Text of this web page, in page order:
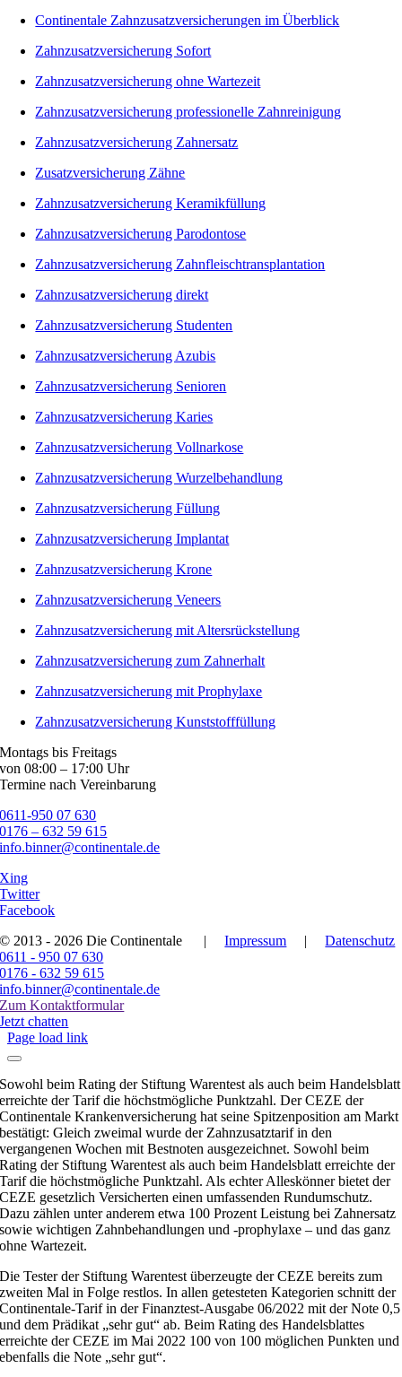
Continentale Zahnzusatzversicherungen im Überblick
Zahnzusatzversicherung Sofort
Zahnzusatzversicherung ohne Wartezeit
Zahnzusatzversicherung professionelle Zahnreinigung
Zahnzusatzversicherung Zahnersatz
Zusatzversicherung Zähne
Zahnzusatzversicherung Keramikfüllung
Zahnzusatzversicherung Parodontose
Zahnzusatzversicherung Zahnfleischtransplantation
Zahnzusatzversicherung direkt
Zahnzusatzversicherung Studenten
Zahnzusatzversicherung Azubis
Zahnzusatzversicherung Senioren
Zahnzusatzversicherung Karies
Zahnzusatzversicherung Vollnarkose
Zahnzusatzversicherung Wurzelbehandlung
Zahnzusatzversicherung Füllung
Zahnzusatzversicherung Implantat
Zahnzusatzversicherung Krone
Zahnzusatzversicherung Veneers
Zahnzusatzversicherung mit Altersrückstellung
Zahnzusatzversicherung zum Zahnerhalt
Zahnzusatzversicherung mit Prophylaxe
Zahnzusatzversicherung Kunststofffüllung
Montags bis Freitags
von 08:00 – 17:00 Uhr
Termine nach Vereinbarung
0611-950 07 630
0176 – 632 59 615
info.binner@continentale.de
Xing
Twitter
Facebook
© 2013 - 2026 Die Continentale
| Impressum |
Datenschutz
0611 - 950 07 630
0176 - 632 59 615
info.binner@continentale.de
Zum Kontaktformular
Jetzt chatten
Page load link
Sowohl beim Rating der Stiftung Warentest als auch beim Handelsblatt
erreichte der Tarif die höchstmögliche Punktzahl. Der CEZE der
Continentale Krankenversicherung hat seine Spitzenposition am Markt
bestätigt: Gleich zweimal wurde der Zahnzusatztarif in den
vergangenen Wochen mit Bestnoten ausgezeichnet. Sowohl beim
Rating der Stiftung Warentest als auch beim Handelsblatt erreichte der
Tarif die höchstmögliche Punktzahl. Als echter Alleskönner bietet der
CEZE gesetzlich Versicherten einen umfassenden Rundumschutz.
Dazu zählen unter anderem etwa 100 Prozent Leistung bei Zahnersatz
sowie wichtigen Zahnbehandlungen und -prophylaxe – und das ganz
ohne Wartezeit.
Die Tester der Stiftung Warentest überzeugte der CEZE bereits zum
zweiten Mal in Folge restlos. In allen getesteten Kategorien schnitt der
Continentale-Tarif in der Finanztest-Ausgabe 06/2022 mit der Note 0,5
und dem Prädikat „sehr gut“ ab. Beim Rating des Handelsblattes
erreichte der CEZE im Mai 2022 100 von 100 möglichen Punkten und
ebenfalls die Note „sehr gut“.